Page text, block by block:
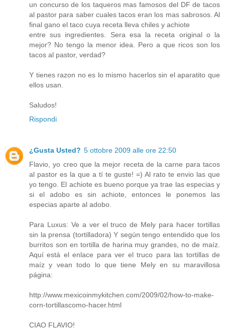
un concurso de los taqueros mas famosos del DF de tacos
al pastor para saber cuales tacos eran los mas sabrosos. Al
final gano el taco cuya receta lleva chiles y achiote
entre sus ingredientes. Sera esa la receta original o la
mejor? No tengo la menor idea. Pero a que ricos son los
tacos al pastor, verdad?
Y tienes razon no es lo mismo hacerlos sin el aparatito que
ellos usan.
Saludos!
Rispondi
¿Gusta Usted? 5 ottobre 2009 alle ore 22:50
Flavio, yo creo que la mejor receta de la carne para tacos
al pastor es la que a tí te guste! =) Al rato te envio las que
yo tengo. El achiote es bueno porque ya trae las especias y
si el adobo es sin achiote, entonces le ponemos las
especias aparte al adobo.
Para Luxus: Ve a ver el truco de Mely para hacer tortillas
sin la prensa (tortilladora) Y según tengo entendido que los
burritos son en tortilla de harina muy grandes, no de maíz.
Aquí está el enlace para ver el truco para las tortillas de
maíz y vean todo lo que tiene Mely en su maravillosa
página:
http://www.mexicoinmykitchen.com/2009/02/how-to-make-
corn-tortillascomo-hacer.html
CIAO FLAVIO!